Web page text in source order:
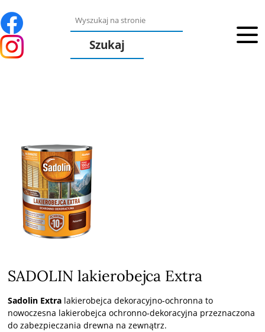
Szukaj
SADOLIN lakierobejca Extra
Sadolin Extralakierobejca dekoracyjno-ochronna to
nowoczesna lakierobejca ochronno-dekoracyjna przeznaczona
do zabezpieczania drewna na zewnątrz.